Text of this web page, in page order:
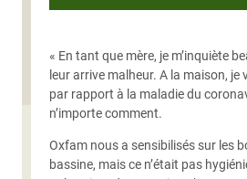
« En tant que mère, je m’inquiète
leur arrive malheur. A la maison,
par rapport à la maladie du
n’importe comment.
Oxfam nous a sensibilisés sur les
bassine, mais ce n’était pas